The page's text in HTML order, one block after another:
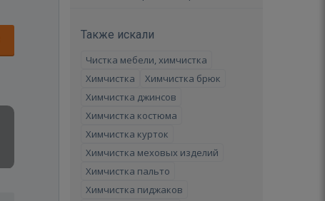
Также искали
Чистка мебели, химчистка
Химчистка
Химчистка брюк
Химчистка джинсов
Химчистка костюма
Химчистка курток
Химчистка меховых изделий
Химчистка пальто
Химчистка пиджаков